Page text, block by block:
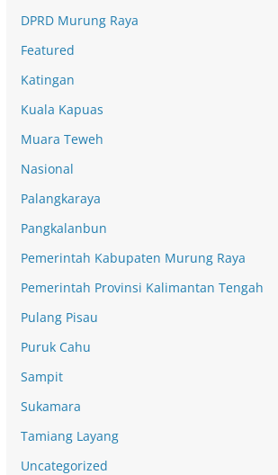
DPRD Murung Raya
Featured
Katingan
Kuala Kapuas
Muara Teweh
Nasional
Palangkaraya
Pangkalanbun
Pemerintah Kabupaten Murung Raya
Pemerintah Provinsi Kalimantan Tengah
Pulang Pisau
Puruk Cahu
Sampit
Sukamara
Tamiang Layang
Uncategorized